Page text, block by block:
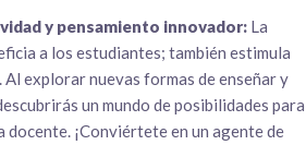
y pensamiento innovador:La
a los estudiantes; también estimula
explorar nuevas formas de enseñar y
un mundo de posibilidades para
docente. ¡Conviértete en un agente de